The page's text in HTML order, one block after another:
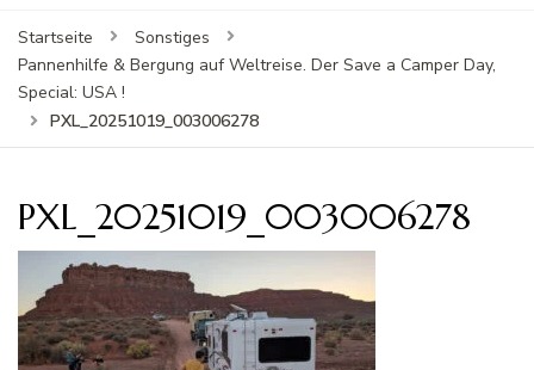
Startseite
Sonstiges
Pannenhilfe & Bergung auf Weltreise. Der Save a Camper Day,
Special: USA !
PXL_20251019_003006278
PXL_20251019_003006278